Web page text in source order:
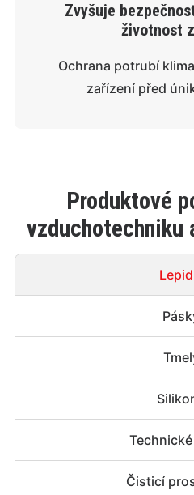
Zvyšuje
životnost
Ochrana potrubí
zařízení před
Produktové
vzduchotechniku
Čisticí